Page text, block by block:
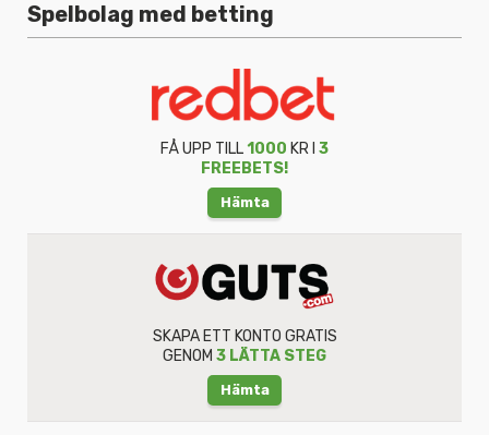
Spelbolag med betting
FÅ UPP TILL1000 KR I 3
FREEBETS!
Hämta
SKAPA ETT KONTO GRATIS
GENOM 3 LÄTTA STEG
Hämta